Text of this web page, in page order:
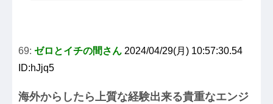
69: ゼロとイチの間さん 2024/04/29(月) 10:57:30.54
ID:hJjq5
海外からしたら上質な経験出来る貴重なエンジ